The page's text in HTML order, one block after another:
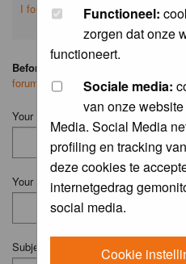
Functioneel:
zorgen dat onze
functioneert.
Sociale media:
van onze
Media. Social Media
profiling en tracking
deze cookies te
internetgedrag
social media.
Cookie
I forgot my password
Before you ask your question:
forum
first.
Your Name (Fill in your username if
Your Email:
Subject: